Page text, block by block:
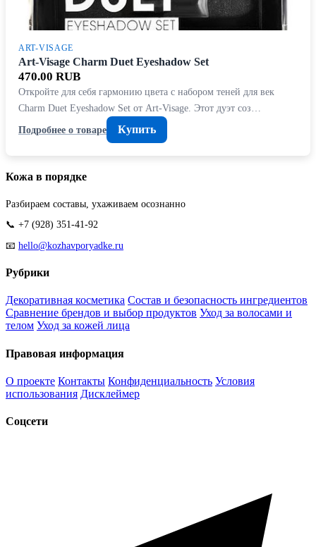
ART-VISAGE
Art-Visage Charm Duet Eyeshadow Set
470.00 RUB
Откройте для себя гармонию цвета с набором теней для век
Charm Duet Eyeshadow Set от Art-Visage. Этот дуэт соз…
Подробнее о товаре
Купить
Кожа в порядке
Разбираем составы, ухаживаем осознанно
📞 +7 (928) 351-41-92
📧 hello@kozhavporyadke.ru
Рубрики
Декоративная косметика Состав и безопасность ингредиентов
Сравнение брендов и выбор продуктов Уход за волосами и
телом Уход за кожей лица
Правовая информация
О проекте Контакты Конфиденциальность Условия
использования Дисклеймер
Соцсети